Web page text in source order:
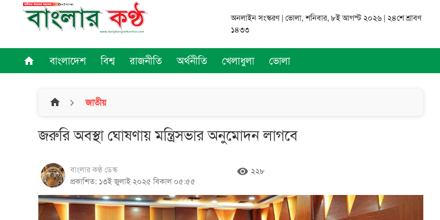
অনলাইন সংস্করণ | ভোলা, শনিবার, ৮ই আগস্ট ২০২৬ | ২৪শে শ্রাবণ
১৪৩৩
home বাংলাদেশ বিশ্ব রাজনীতি অর্থনীতি খেলাধুলা ভোলা
home জাতীয়
জরুরি অবস্থা ঘোষণায় মন্ত্রিসভার অনুমোদন লাগবে
বাংলার কণ্ঠ ডেস্ক
প্রকাশিত: ১৩ই জুলাই ২০২৫ বিকাল ০৫:৫৫
remove_red_eye ২২৮